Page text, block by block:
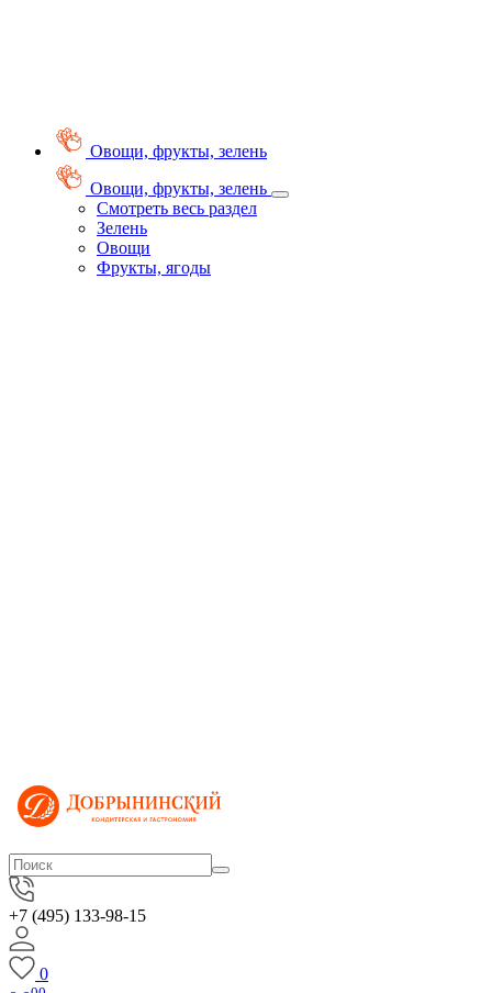
Овощи, фрукты, зелень
Овощи, фрукты, зелень
Смотреть весь раздел
Зелень
Овощи
Фрукты, ягоды
+7 (495) 133-98-15
0